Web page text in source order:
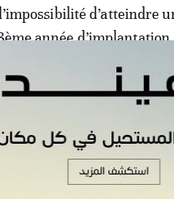
d’atteindre
année
aventuré en Algérie
un